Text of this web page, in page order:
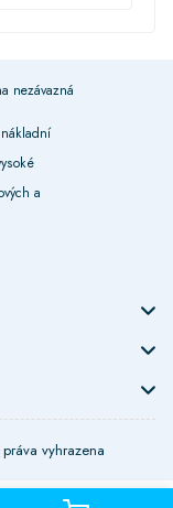
nezávazná
a
vyhrazena